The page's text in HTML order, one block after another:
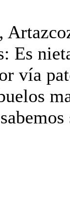
Es